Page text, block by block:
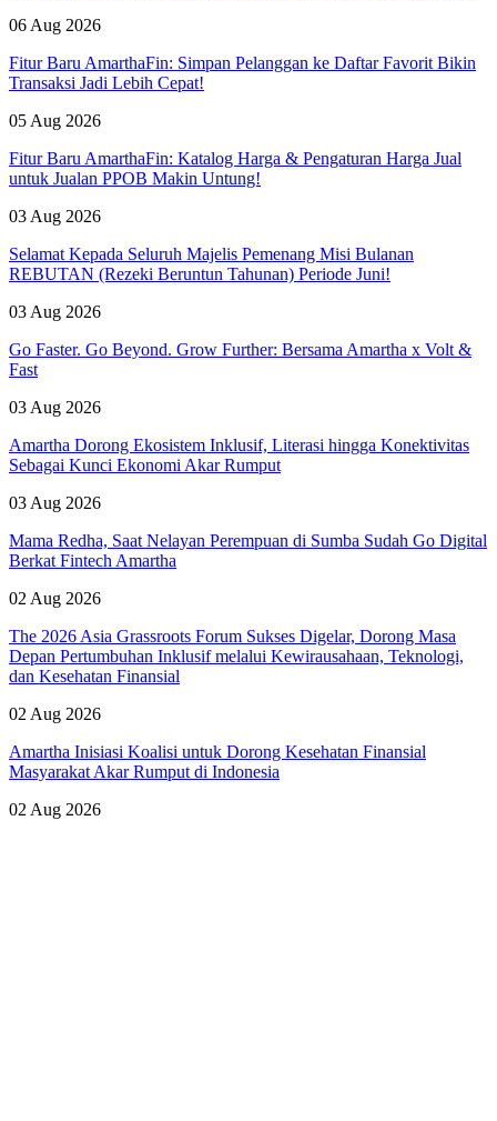
06 Aug 2026
Fitur Baru AmarthaFin: Simpan Pelanggan ke Daftar Favorit Bikin
Transaksi Jadi Lebih Cepat!
05 Aug 2026
Fitur Baru AmarthaFin: Katalog Harga & Pengaturan Harga Jual
untuk Jualan PPOB Makin Untung!
03 Aug 2026
Selamat Kepada Seluruh Majelis Pemenang Misi Bulanan
REBUTAN (Rezeki Beruntun Tahunan) Periode Juni!
03 Aug 2026
Go Faster. Go Beyond. Grow Further: Bersama Amartha x Volt &
Fast
03 Aug 2026
Amartha Dorong Ekosistem Inklusif, Literasi hingga Konektivitas
Sebagai Kunci Ekonomi Akar Rumput
03 Aug 2026
Mama Redha, Saat Nelayan Perempuan di Sumba Sudah Go Digital
Berkat Fintech Amartha
02 Aug 2026
The 2026 Asia Grassroots Forum Sukses Digelar, Dorong Masa
Depan Pertumbuhan Inklusif melalui Kewirausahaan, Teknologi,
dan Kesehatan Finansial
02 Aug 2026
Amartha Inisiasi Koalisi untuk Dorong Kesehatan Finansial
Masyarakat Akar Rumput di Indonesia
02 Aug 2026